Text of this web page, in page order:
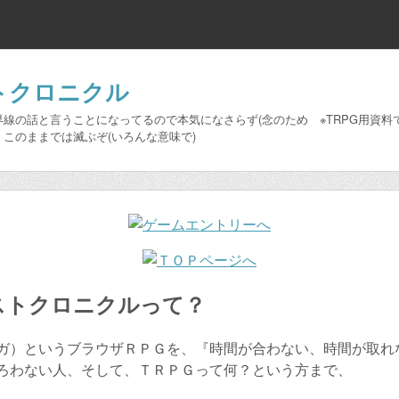
クロニクル
の話と言うことになってるので本気になさらず(念のため ※TRPG用資料
のままでは滅ぶぞ(いろんな意味で)
クロニクルって？
というブラウザＲＰＧを、『時間が合わない、時間が取
ない人、そして、ＴＲＰＧって何？という方まで、